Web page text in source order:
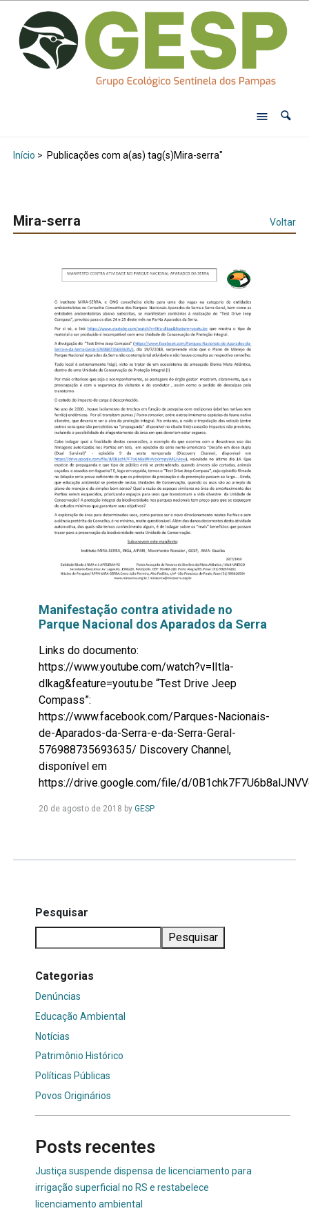
Início > Publicações com a(as) tag(s)Mira-serra"
Mira-serra Voltar
Manifestação contra atividade no
Parque Nacional dos Aparados da Serra
Links do documento:
https://www.youtube.com/watch?v=lItla-
dlkag&feature=youtu.be “Test Drive Jeep
Compass”:
https://www.facebook.com/Parques-Nacionais-
de-Aparados-da-Serra-e-da-Serra-Geral-
576988735693635/ Discovery Channel,
disponível em
https://drive.google.com/file/d/
20 de agosto de 2018 by GESPLeia
Pesquisar
Pesquisar
Categorias
Denúncias
Educação Ambiental
Notícias
Patrimônio Histórico
Políticas Públicas
Povos Originários
Posts recentes
Justiça suspende dispensa de licenciamento para
irrigação superficial no RS e restabelece
licenciamento ambiental